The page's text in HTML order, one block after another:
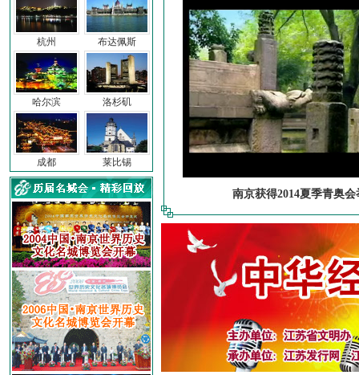
杭州
哈尔滨
成都
布达佩斯
洛杉矶
莱比锡
南京获得2014夏季青奥会